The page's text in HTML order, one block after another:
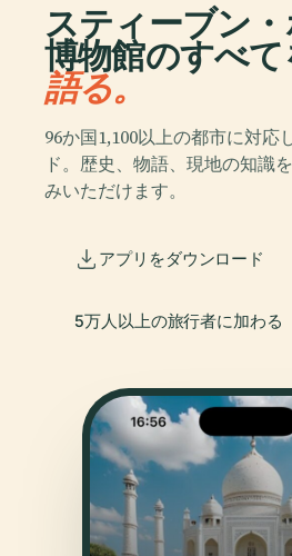
スティーブン
博物館のすべて
語る。
96か国1,100以上の都市に対応
ド。歴史、物語、現地の知識
みいただけます。
アプリをダウンロード
5万人以上の旅行者に加わる